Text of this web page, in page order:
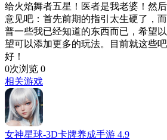
给火焰舞者五星！医者是我老婆！然
意见吧：首先前期的指引太生硬了，
普一些我已经知道的东西而已，希望
望可以添加更多的玩法。目前就这些
好！
0次浏览 0
相关游戏
女神星球-3D卡牌养成手游 4.9